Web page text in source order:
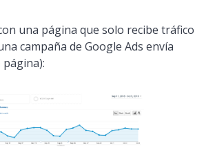
una página que solo recibe tráfico
campaña de Google Ads enví­a